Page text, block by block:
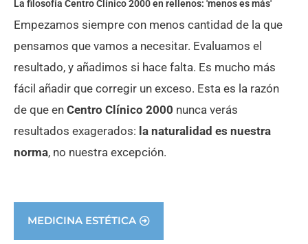
La filosofía Centro Clínico 2000 en rellenos: 'menos es más'
Empezamos siempre con menos cantidad de la que
pensamos que vamos a necesitar. Evaluamos el
resultado, y añadimos si hace falta. Es mucho más
fácil añadir que corregir un exceso. Esta es la razón
de que en Centro Clínico 2000 nunca verás
resultados exagerados: la naturalidad es nuestra
norma, no nuestra excepción.
MEDICINA ESTÉTICA